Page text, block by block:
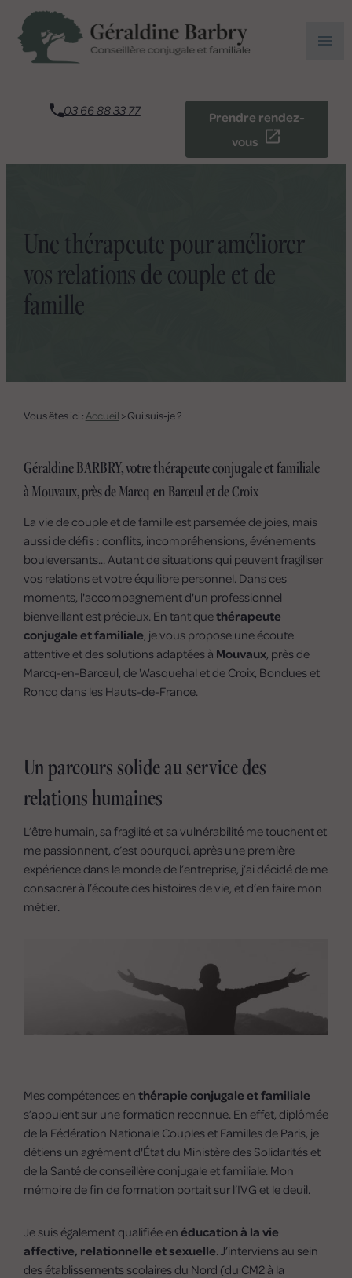
menu
03 66 88 33 77
Prendre rendez-
vous
Une thérapeute pour améliorer
vos relations de couple et de
famille
Vous êtes ici : Accueil > Qui suis-je ?
Géraldine BARBRY, votre thérapeute conjugale et familiale
à Mouvaux, près de Marcq-en-Barœul et de Croix
La vie de couple et de famille est parsemée de joies, mais
aussi de défis : conflits, incompréhensions, événements
bouleversants... Autant de situations qui peuvent fragiliser
vos relations et votre équilibre personnel. Dans ces
moments, l'accompagnement d'un professionnel
bienveillant est précieux. En tant quethérapeute
conjugale et familiale, je vous propose une écoute
attentive et des solutions adaptées à Mouvaux, près de
Marcq-en-Barœul, de Wasquehal et de Croix, Bondues et
Roncq dans les Hauts-de-France.
Un parcours solide au service des
relations humaines
L’être humain, sa fragilité et sa vulnérabilité me touchent et
me passionnent, c’est pourquoi, après une première
expérience dans le monde de l’entreprise, j’ai décidé de me
consacrer à l’écoute des histoires de vie, et d’en faire mon
métier.
Mes compétences en thérapie conjugale et familiale
s’appuient sur une formation reconnue. En effet, diplômée
de la Fédération Nationale Couples et Familles de Paris, je
détiens un agrément d'État du Ministère des Solidarités et
de la Santé de conseillère conjugale et familiale. Mon
mémoire de fin de formation portait sur l’IVG et le deuil.
Je suis également qualifiée en éducation à la vie
affective, relationnelle et sexuelle. J’interviens au sein
des établissements scolaires du Nord (du CM2 à la
Panneau de gestion des cookies